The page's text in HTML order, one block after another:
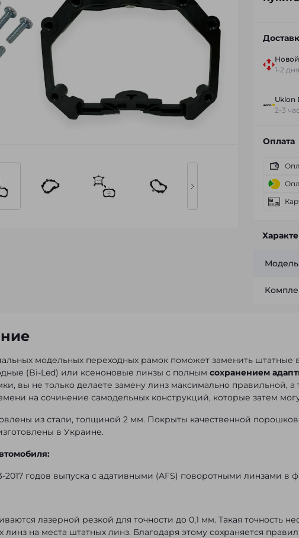
1-2 дня
Uklon
2-3
Оплата
модельных переходных рамок поможет заменить
(Bi-Led) или ксеноновые линзы с полным сохранением
вы не только делаете замену линз максимально правильной, а
на сочинение самодельных конструкций, которые затем
из стали, толщиной 2 мм. Покрыты качественной
в Украине.
2017 годов выпуска с адативными (AFS) поворотными линзами в
лазерной резкой для точности до 0,1 мм. Такая точность
линз на места штатных линз. Благодаря этому сохраняется